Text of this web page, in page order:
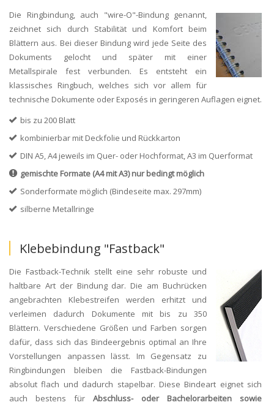
Die Ringbindung, auch "wire-O"-Bindung genannt,
zeichnet sich durch Stabilität und Komfort beim
Blättern aus. Bei dieser Bindung wird jede Seite des
Dokuments gelocht und später mit einer
Metallspirale fest verbunden. Es entsteht ein
klassisches Ringbuch, welches sich vor allem für
technische Dokumente oder Exposés in geringeren Auflagen eignet.
bis zu 200 Blatt
kombinierbar mit Deckfolie und Rückkarton
DIN A5, A4 jeweils im Quer- oder Hochformat, A3 im Querformat
gemischte Formate (A4 mit A3) nur bedingt möglich
Sonderformate möglich (Bindeseite max. 297mm)
silberne Metallringe
Klebebindung "Fastback"
Die Fastback-Technik stellt eine sehr robuste und
haltbare Art der Bindung dar. Die am Buchrücken
angebrachten Klebestreifen werden erhitzt und
verleimen dadurch Dokumente mit bis zu 350
Blättern. Verschiedene Größen und Farben sorgen
dafür, dass sich das Bindeergebnis optimal an Ihre
Vorstellungen anpassen lässt. Im Gegensatz zu
Ringbindungen bleiben die Fastback-Bindungen
absolut flach und dadurch stapelbar. Diese Bindeart eignet sich
auch bestens für Abschluss- oder Bachelorarbeiten sowie